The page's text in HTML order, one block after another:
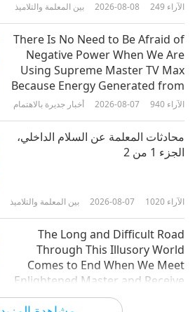
الجزء 18 من أجزاء عديدة.
مختصرات 2024-10-25 5346الآراء
فوائد التأمل بطريقة (كوان يين) على
(الصوت والنور السماويين الداخليين)،
الجزء 19 من أجزاء عديدة.
مختصرات 2024-10-25 4796الآراء
الجزء 20 من أجزاء عديدة.
مختصرات 2024-10-25 5070 الآراء
فوائد التأمل بطريقة (كوان يين) على
بين المعلمة والتلاميذ 2026-08-08 249 الآراء
There Is No Need to Be Afraid of
Negative Power When We Are
Using Supreme Master TV Max
Because Energy Generated from
It Is Far More Powerful than Any
أخبار جديرة بالاهتمام 2026-08-07 940 الآراء
محادثات المعلمة عن السلام الداخلي،
الجزء 1 من 2
بين المعلمة والتلاميذ 2026-08-07 1020 الآراء
The Long and Difficult Road
Through This Illusory World
Comes to End When We Meet
Enlightened Master and Receive
أخبار جديرة بالاهتمام 2026-08-06